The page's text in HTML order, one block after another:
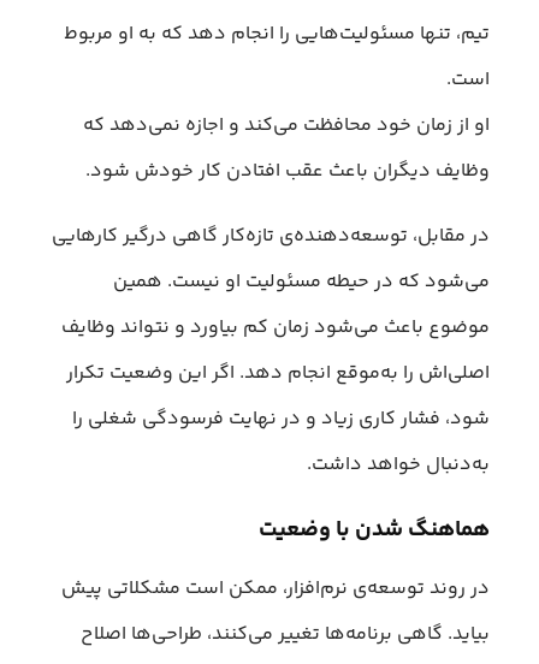
تیم، تنها مسئولیت‌هایی را انجام دهد که به او مربوط
است.
او از زمان خود محافظت می‌کند و اجازه نمی‌دهد که
وظایف دیگران باعث عقب افتادن کار خودش شود.
در مقابل، توسعه‌دهنده‌ی تازه‌کار گاهی درگیر کارهایی
می‌شود که در حیطه‌ مسئولیت او نیست. همین
موضوع باعث می‌شود زمان کم بیاورد و نتواند وظایف
اصلی‌اش را به‌موقع انجام دهد. اگر این وضعیت تکرار
شود، فشار کاری زیاد و در نهایت فرسودگی شغلی را
به‌دنبال خواهد داشت.
هماهنگ شدن با وضعیت
در روند توسعه‌ی نرم‌افزار، ممکن است مشکلاتی پیش
بیاید. گاهی برنامه‌ها تغییر می‌کنند، طراحی‌ها اصلاح